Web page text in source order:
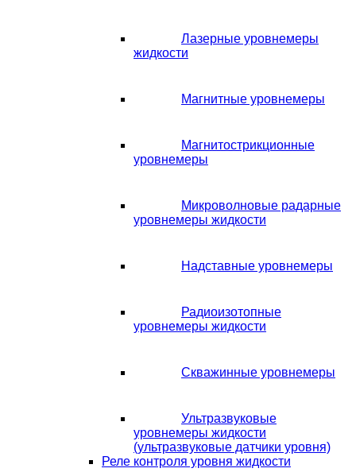
Лазерные уровнемеры
жидкости
Магнитные уровнемеры
Магнитострикционные
уровнемеры
Микроволновые радарные
уровнемеры жидкости
Надставные уровнемеры
Радиоизотопные
уровнемеры жидкости
Скважинные уровнемеры
Ультразвуковые
уровнемеры жидкости
(ультразвуковые датчики уровня)
Реле контроля уровня жидкости